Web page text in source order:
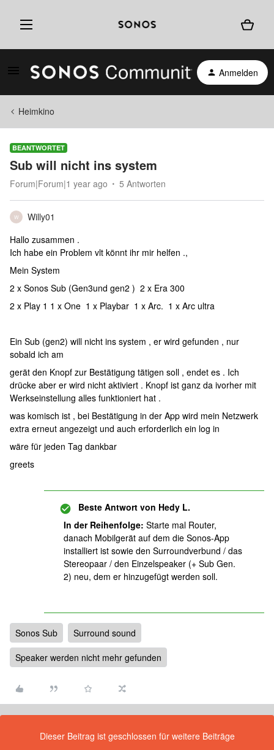
Anmelden
Heimkino
BEANTWORTET
Sub will nicht ins system
Forum|Forum|1 year ago 5 Antworten
W
Willy01
Hallo zusammen .
Ich habe ein Problem vlt könnt ihr mir helfen .,
Mein System
2 x Sonos Sub (Gen3und gen2 ) 2 x Era 300
2 x Play 1 1 x One 1 x Playbar 1 x Arc. 1 x Arc ultra
Ein Sub (gen2) will nicht ins system , er wird gefunden , nur
sobald ich am
gerät den Knopf zur Bestätigung tätigen soll , endet es . Ich
drücke aber er wird nicht aktiviert . Knopf ist ganz da ivorher mit
Werkseinstellung alles funktioniert hat .
was komisch ist , bei Bestätigung in der App wird mein Netzwerk
extra erneut angezeigt und auch erforderlich ein log in
wäre für jeden Tag dankbar
greets
Beste Antwort von Hedy L.
In der Reihenfolge: Starte mal Router,
danach Mobilgerät auf dem die Sonos-App
installiert ist sowie den Surroundverbund / das
Stereopaar / den Einzelspeaker (+ Sub Gen.
2) neu, dem er hinzugefügt werden soll.
Sonos Sub
Surround sound
Speaker werden nicht mehr gefunden
Dieser Beitrag ist geschlossen für weitere Beiträge